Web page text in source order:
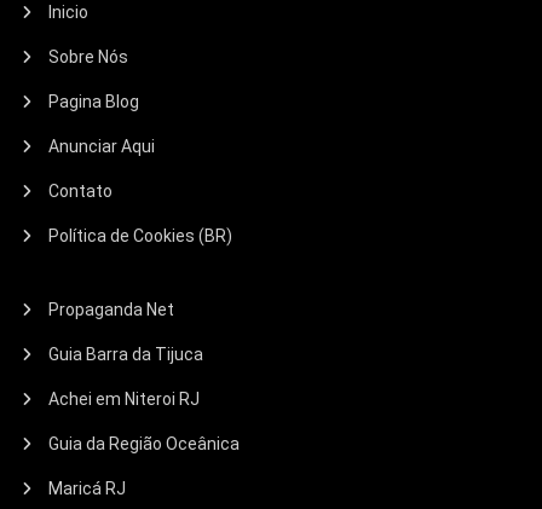
Inicio
Sobre Nós
Pagina Blog
Anunciar Aqui
Contato
Política de Cookies (BR)
Propaganda Net
Guia Barra da Tijuca
Achei em Niteroi RJ
Guia da Região Oceânica
Maricá RJ